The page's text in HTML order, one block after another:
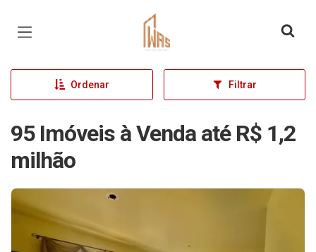
Página inicial
Ordenar Filtrar
95 Imóveis à Venda até R$ 1,2
milhão